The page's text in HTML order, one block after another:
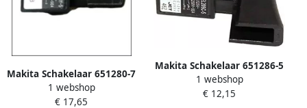
Makita Schakelaar 651280-7
1 webshop
€ 17,65
Makita Schakelaar 651286-5
1 webshop
€ 12,15